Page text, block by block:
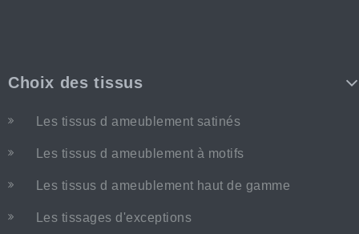
Choix des tissus
Les tissus d ameublement satinés
Les tissus d ameublement à motifs
Les tissus d ameublement haut de gamme
Les tissages d'exceptions